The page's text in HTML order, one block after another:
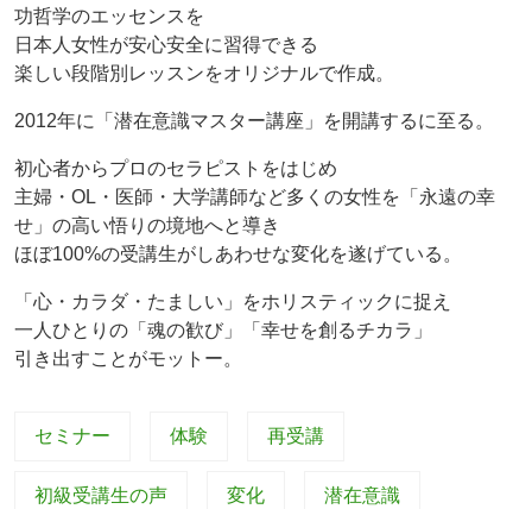
功哲学のエッセンスを
日本人女性が安心安全に習得できる
楽しい段階別レッスンをオリジナルで作成。
2012年に「潜在意識マスター講座」を開講するに至る。
初心者からプロのセラピストをはじめ
主婦・OL・医師・大学講師など多くの女性を「永遠の幸
せ」の高い悟りの境地へと導き
ほぼ100%の受講生がしあわせな変化を遂げている。
「心・カラダ・たましい」をホリスティックに捉え
一人ひとりの「魂の歓び」「幸せを創るチカラ」
引き出すことがモットー。
セミナー 体験 再受講
初級受講生の声 変化 潜在意識